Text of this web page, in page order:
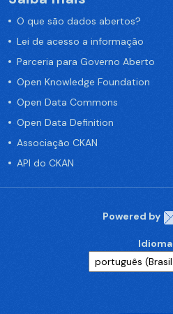
O que são dados abertos?
Lei de acesso a informação
Parceria para Governo Aberto
Open Knowledge Foundation
Open Data Commons
Open Data Definition
Associação CKAN
API do CKAN
Powered by
Idioma